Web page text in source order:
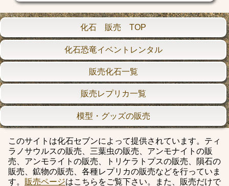
化石 販売 TOP
化石恐竜イベントレンタル
販売化石一覧
販売レプリカ一覧
模型・グッズの販売
このサイトは化石セブンによって提供されています。ティ
ラノサウルスの販売、三葉虫の販売、アンモナイトの販
売、アンモライトの販売、トリケラトプスの販売、隕石の
販売、鉱物の販売、各種レプリカの販売などを行っていま
す。 販売ページはこちらをご覧下さい。また、販売だけで